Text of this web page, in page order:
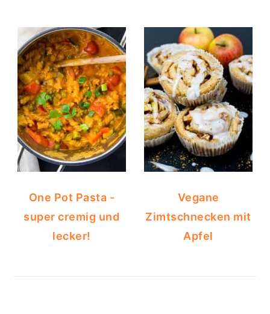
One Pot Pasta -
super cremig und
lecker!
Vegane
Zimtschnecken mit
Apfel